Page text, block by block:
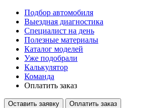
Подбор автомобиля
Выездная диагностика
Специалист на день
Полезные материалы
Каталог моделей
Уже подобрали
Калькулятор
Команда
Оплатить заказ
Оставить заявку Оплатить заказ